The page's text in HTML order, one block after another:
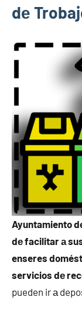
dе
Ayuntamiento
dе facilitar а
enseres
servicios dе
pueden ir а